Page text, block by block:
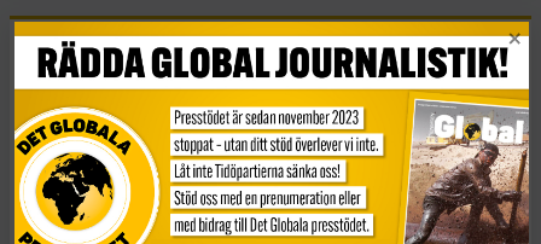
Essä
Vad Hanna Arendt kan
lära oss om
högerextrem populism